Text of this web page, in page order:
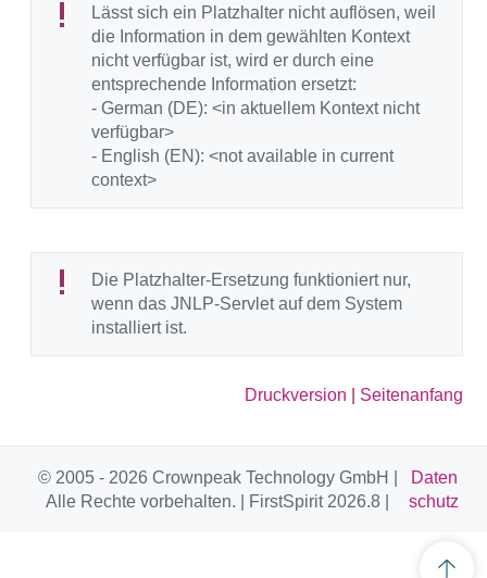
Lässt sich ein Platzhalter nicht auflösen, weil
die Information in dem gewählten Kontext
nicht verfügbar ist, wird er durch eine
entsprechende Information ersetzt:
- German (DE): <in aktuellem Kontext nicht
verfügbar>
- English (EN): <not available in current
context>
Die Platzhalter-Ersetzung funktioniert nur,
wenn das JNLP-Servlet auf dem System
installiert ist.
Druckversion Seitenanfang
© 2005 - 2026 Crownpeak Technology GmbH |
Alle Rechte vorbehalten. | FirstSpirit 2026.8 |
Daten
schutz